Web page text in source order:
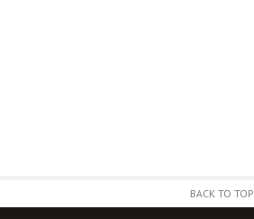
BACK TO TOP